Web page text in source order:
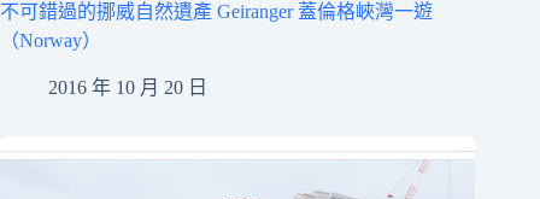
不可錯過的挪威自然遺產 Geiranger 蓋倫格峽灣一遊
（Norway）
2016 年 10 月 20 日